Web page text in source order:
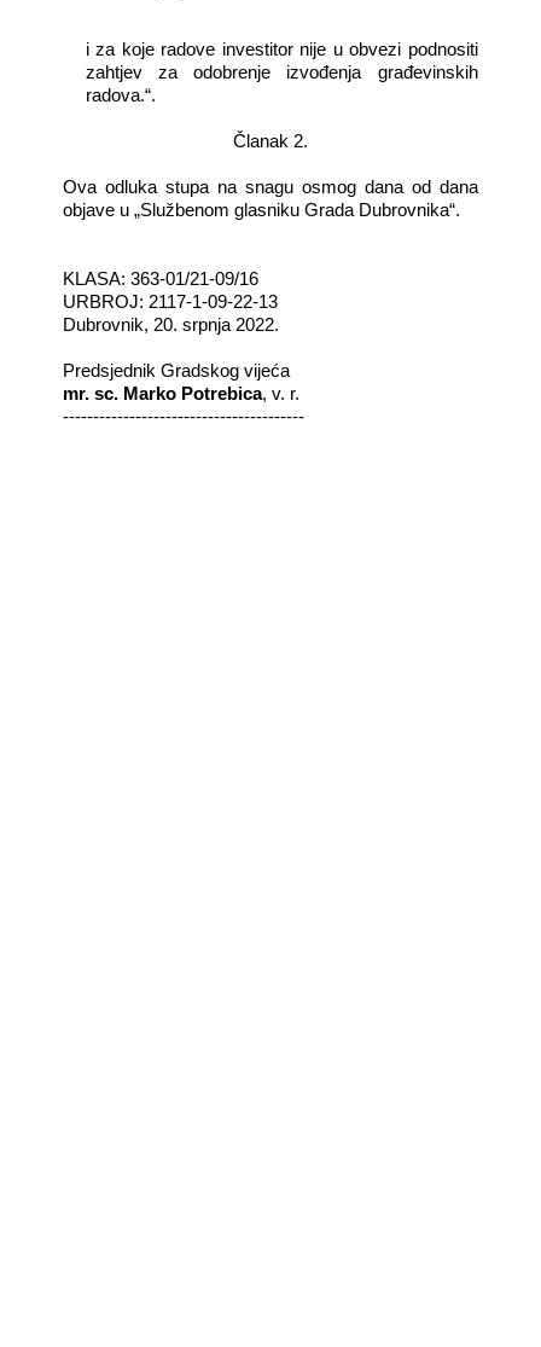
i za koje radove investitor nije u obvezi podnositi
zahtjev za odobrenje izvođenja građevinskih
radova.“.
Članak 2.
Ova odluka stupa na snagu osmog dana od dana
objave u „Službenom glasniku Grada Dubrovnika“.
KLASA: 363-01/21-09/16
URBROJ: 2117-1-09-22-13
Dubrovnik, 20. srpnja 2022.
Predsjednik Gradskog vijeća
mr. sc. Marko Potrebica, v. r.
----------------------------------------